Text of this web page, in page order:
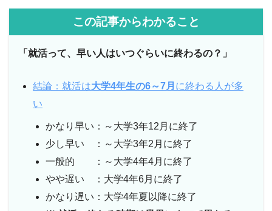
この記事からわかること
「就活って、早い人はいつぐらいに終わるの？」
結論：就活は大学4年生の6～7月 に終わる人が多
い
かなり早い：～大学3年12月に終了
少し早い ：～大学3年2月に終了
一般的 ：～大学4年4月に終了
やや遅い ：大学4年6月に終了
かなり遅い：大学4年夏以降に終了